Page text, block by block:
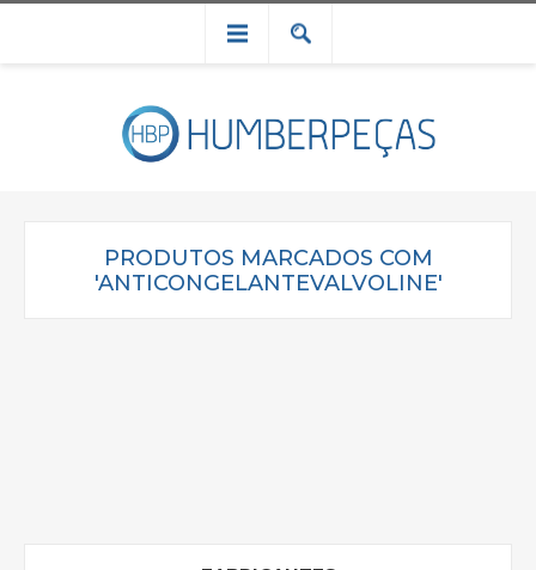
PRODUTOS MARCADOS COM
'ANTICONGELANTEVALVOLINE'